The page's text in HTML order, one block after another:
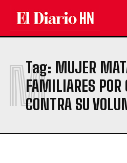
Tag: MUJER
FAMILIARES POR
CONTRA SU
M